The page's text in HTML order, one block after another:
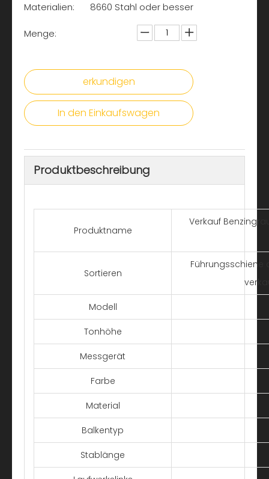
Materialien:
8660 Stahl oder besser
Menge:
erkundigen
In den Einkaufswagen
Produktbeschreibung
Produktname
Verkauf
Sortieren
Führungsschiene
Modell
Tonhöhe
Messgerät
Farbe
Material
Balkentyp
Stablänge